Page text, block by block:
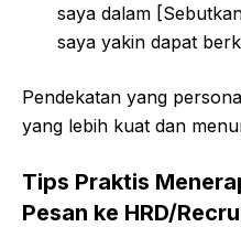
saya dalam
saya yakin dapat
Pendekatan yang
yang lebih kuat dan
Tips Praktis
Pesan ke HRD/